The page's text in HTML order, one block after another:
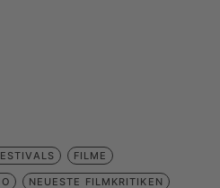
FILME
NEUESTE FILMKRITIKEN